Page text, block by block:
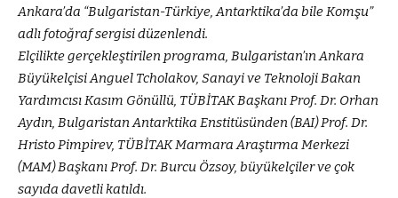
Ankara’da “Bulgaristan-Türkiye, Antarktika’da bile Komşu”
adlı fotoğraf sergisi düzenlendi.
Elçilikte gerçekleştirilen programa, Bulgaristan’ın Ankara
Büyükelçisi Anguel Tcholakov, Sanayi ve Teknoloji Bakan
Yardımcısı Kasım Gönüllü, TÜBİTAK Başkanı Prof. Dr. Orhan
Aydın, Bulgaristan Antarktika Enstitüsünden (BAI) Prof. Dr.
Hristo Pimpirev, TÜBİTAK Marmara Araştırma Merkezi
(MAM) Başkanı Prof. Dr. Burcu Özsoy, büyükelçiler ve çok
sayıda davetli katıldı.